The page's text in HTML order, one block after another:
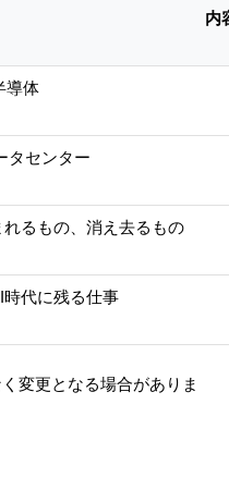
内
導体
タセンター
れるもの、消え去るもの
代に残る仕事
変更となる場合がありま